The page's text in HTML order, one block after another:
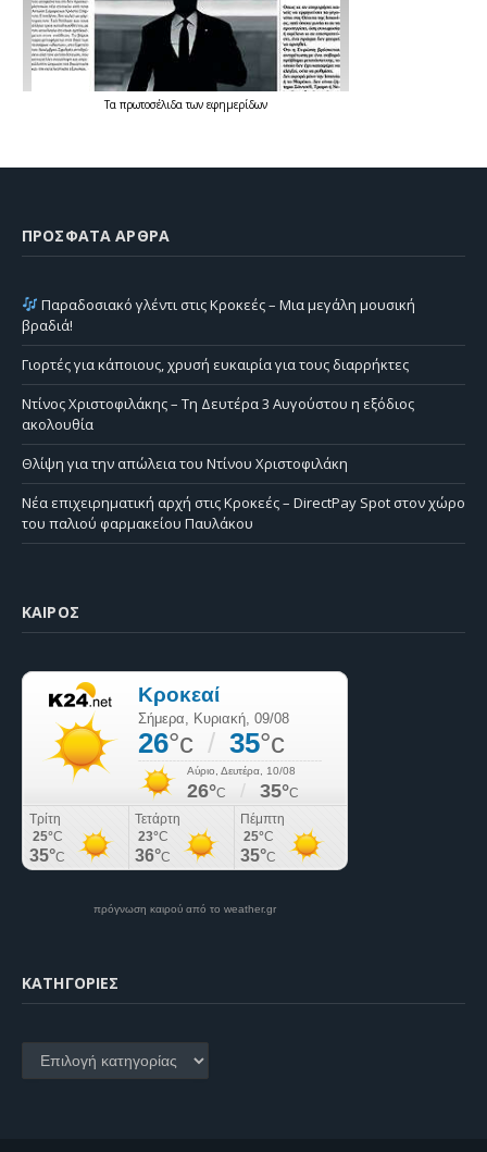
Τα πρωτοσέλιδατων εφημερίδων
ΠΡΌΣΦΑΤΑ ΆΡΘΡΑ
Παραδοσιακό γλέντι στις Κροκεές – Μια μεγάλη μουσική
βραδιά!
Γιορτές για κάποιους, χρυσή ευκαιρία για τους διαρρήκτες
Ντίνος Χριστοφιλάκης – Τη Δευτέρα 3 Αυγούστου η εξόδιος
ακολουθία
Θλίψη για την απώλεια του Ντίνου Χριστοφιλάκη
Νέα επιχειρηματική αρχή στις Κροκεές – DirectPay Spot στον χώρο
του παλιού φαρμακείου Παυλάκου
ΚΑΙΡΌΣ
πρόγνωση καιρού από το weather.gr
KΑΤΗΓΟΡΊΕΣ
Kατηγορίες